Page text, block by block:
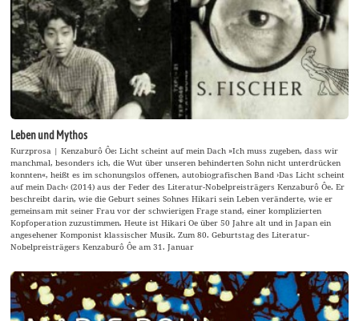
Leben und Mythos
Kurzprosa | Kenzaburô Ôe: Licht scheint auf mein Dach »Ich muss zugeben, dass wir
manchmal, besonders ich, die Wut über unseren behinderten Sohn nicht unterdrücken
konnten«, heißt es im schonungslos offenen, autobiografischen Band ›Das Licht scheint
auf mein Dach‹ (2014) aus der Feder des Literatur-Nobelpreisträgers Kenzaburô Ôe. Er
beschreibt darin, wie die Geburt seines Sohnes Hikari sein Leben veränderte, wie er
gemeinsam mit seiner Frau vor der schwierigen Frage stand, einer komplizierten
Kopfoperation zuzustimmen. Heute ist Hikari Oe über 50 Jahre alt und in Japan ein
angesehener Komponist klassischer Musik. Zum 80. Geburtstag des Literatur-
Nobelpreisträgers Kenzaburô Ôe am 31. Januar